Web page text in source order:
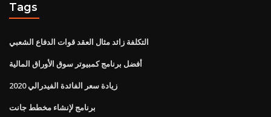
Tags
التكلفة زائد مثال العقد قوات الدفاع الشعبي
أفضل برنامج كمبيوتر سوق الأوراق المالية
زيادة سعر الفائدة الفيدرالي 2020
برنامج لإنشاء مخطط جانت